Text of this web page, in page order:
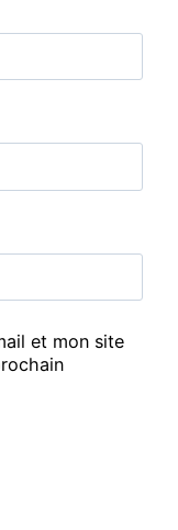
et mon site